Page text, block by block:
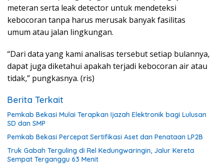
meteran serta leak detector untuk mendeteksi
kebocoran tanpa harus merusak banyak fasilitas
umum atau jalan lingkungan.
“Dari data yang kami analisas tersebut setiap bulannya,
dapat juga diketahui apakah terjadi kebocoran air atau
tidak,” pungkasnya. (ris)
Berita Terkait
Pemkab Bekasi Mulai Terapkan Ijazah Elektronik bagi Lulusan
SD dan SMP
Pemkab Bekasi Percepat Sertifikasi Aset dan Penataan LP2B
Truk Gabah Terguling di Rel Kedungwaringin, Jalur Kereta
Sempat Terganggu 63 Menit